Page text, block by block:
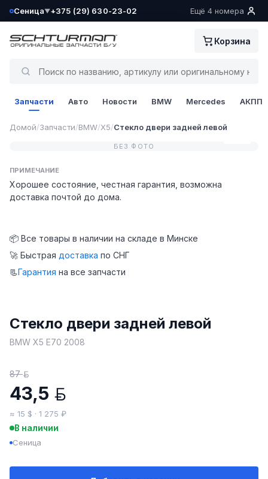
Сеница▼
Ваш склад определён как:
+375 (29) 630-23-02 Ещё 4 номера
Корзина
Запчасти Авто Новости BMW Mercedes АКПП
Домой/Запчасти/BMW/X5/Стекло двери задней левой
БЕЗ ФОТО
ПРИМЕЧАНИЕ
Хорошее состояние, честная гарантия, возможна
доставка почтой до дома.
📦 Все товары в наличии на складе в Минске
🚀 Быстрая доставка по СНГ
📃Гарантия на все запчасти
Стекло двери задней левой
BMW X5 E70 2008
87
43,5
≈ 15 $ · 1 275 ₽
В наличии
Сеница